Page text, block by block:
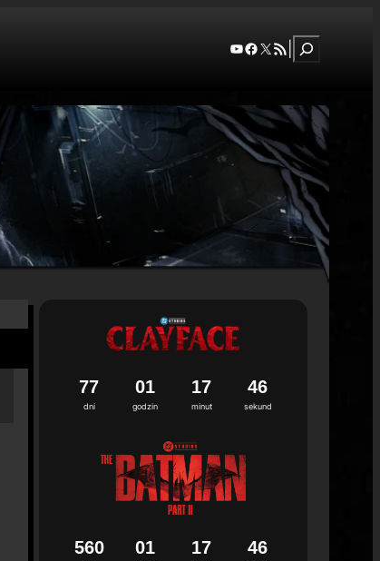
YouTube
Facebook
X RSS FeedSzukaj
dni
77
godzin
01
minut
17
sekund
45
560 01 17 45